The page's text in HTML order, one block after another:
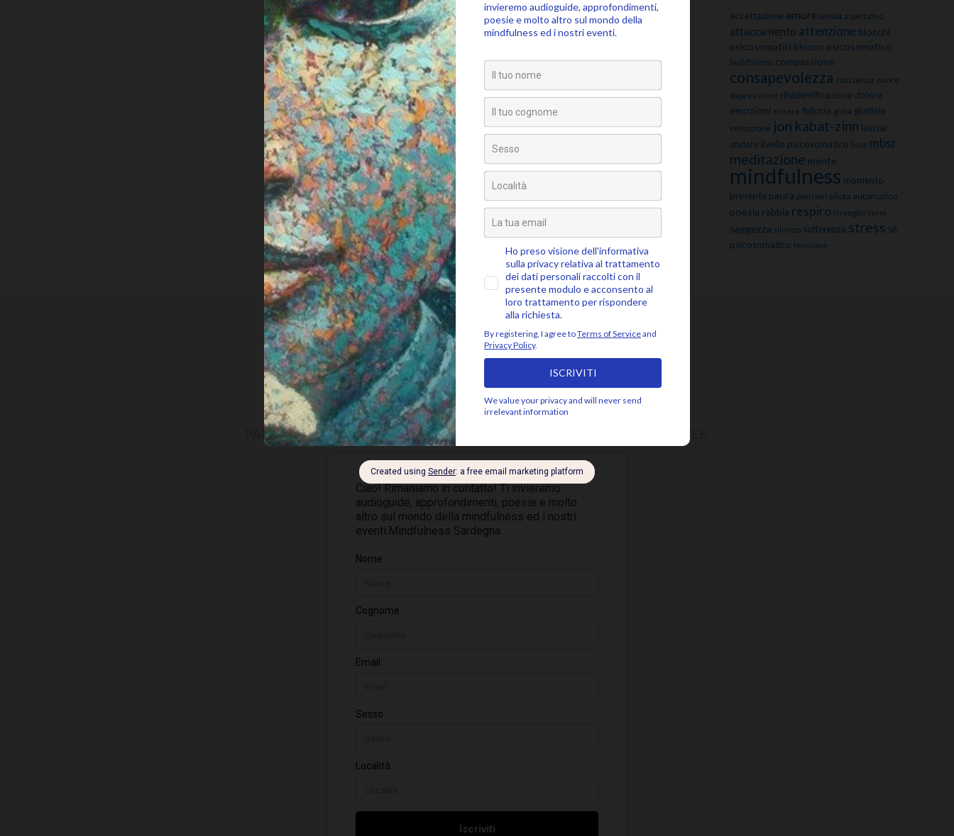
accettazione amore ansia aspettativa
attaccamento attenzione blocchi
psicosomatici blocco psicosomatico
buddhismo compassione
consapevolezza coscienza cuore
depressione disidentificazione dolore
emozioni essere fiducia gioia giudizio
intenzione jon kabat-zinn lasciar
andare livello psicosomatico luce mbsr
meditazione mente
mindfulness momento
presente paura pensieri pilota automatico
poesia rabbia respiro risveglio rumi
saggezza silenzio sofferenza stress sé
psicosomatico tensione
SEGUICI SU
PARTECIPA ALLA COMMUNITY MINDFUL, ISCRIVITI ALLA NEWSLETTER